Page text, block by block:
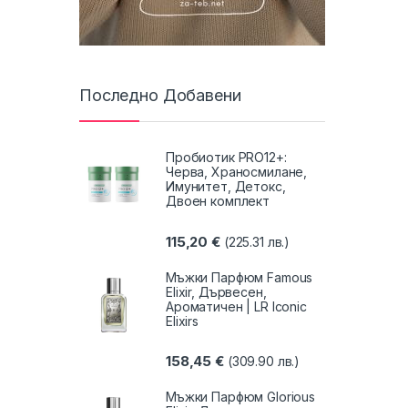
Последно Добавени
Пробиотик PRO12+:
Черва, Храносмилане,
Имунитет, Детокс,
Двоен комплект
115,20€ (225.31 лв.)
Мъжки Парфюм Famous
Elixir, Дървесен,
Ароматичен | LR Iconic
Elixirs
158,45€ (309.90 лв.)
Мъжки Парфюм Glorious